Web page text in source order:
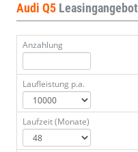
Audi Q5 Leasingangebot
Anzahlung
Laufleistung p.a.
Laufzeit (Monate)